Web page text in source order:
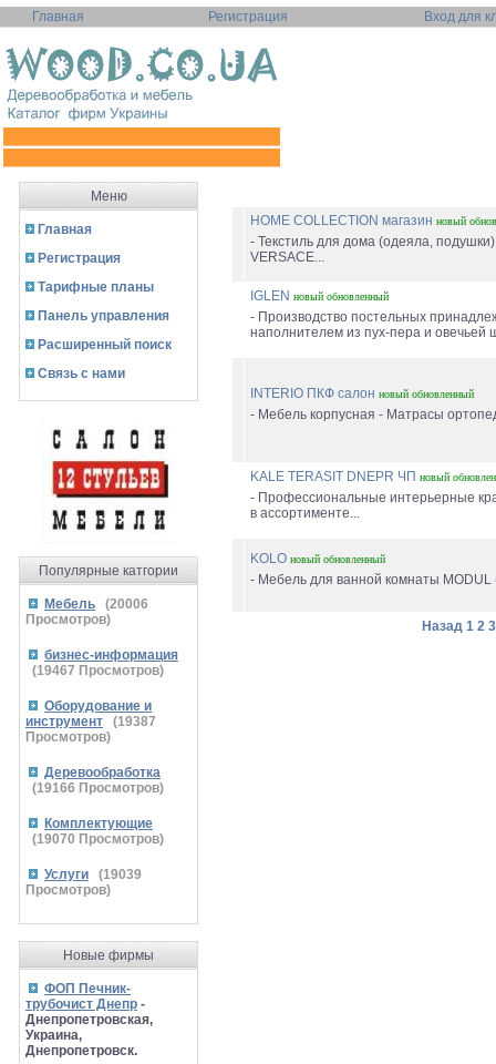
Главная Регистрация Вход для
Меню
Главная
Регистрация
Тарифные планы
Панель управления
Расширенный поиск
Связь с нами
Популярные катгории
Мебель (20006
Просмотров)
бизнес-информация
(19467 Просмотров)
Оборудование и
инструмент
(19387
Просмотров)
Деревообработка
(19166 Просмотров)
Комплектующие
(19070 Просмотров)
Услуги (19039
Просмотров)
Новые фирмы
ФОП Печник-
трубочист Днепр -
Днепропетровская,
Украина,
Днепропетровск.
HOME COLLECTION магазин новый
- Текстиль для дома (одеяла,
VERSACE...
IGLEN новый обновленный
- Производство постельных
наполнителем из пух-пера и овечьей
INTERIO ПКФ салон новый обновленный
- Мебель корпусная - Матрасы
KALE TERASIT DNEPR ЧП новый
- Профессиональные интерьерные
в ассортименте...
KOLO новый обновленный
- Мебель для ванной комнаты MODUL
Назад 1 2 3